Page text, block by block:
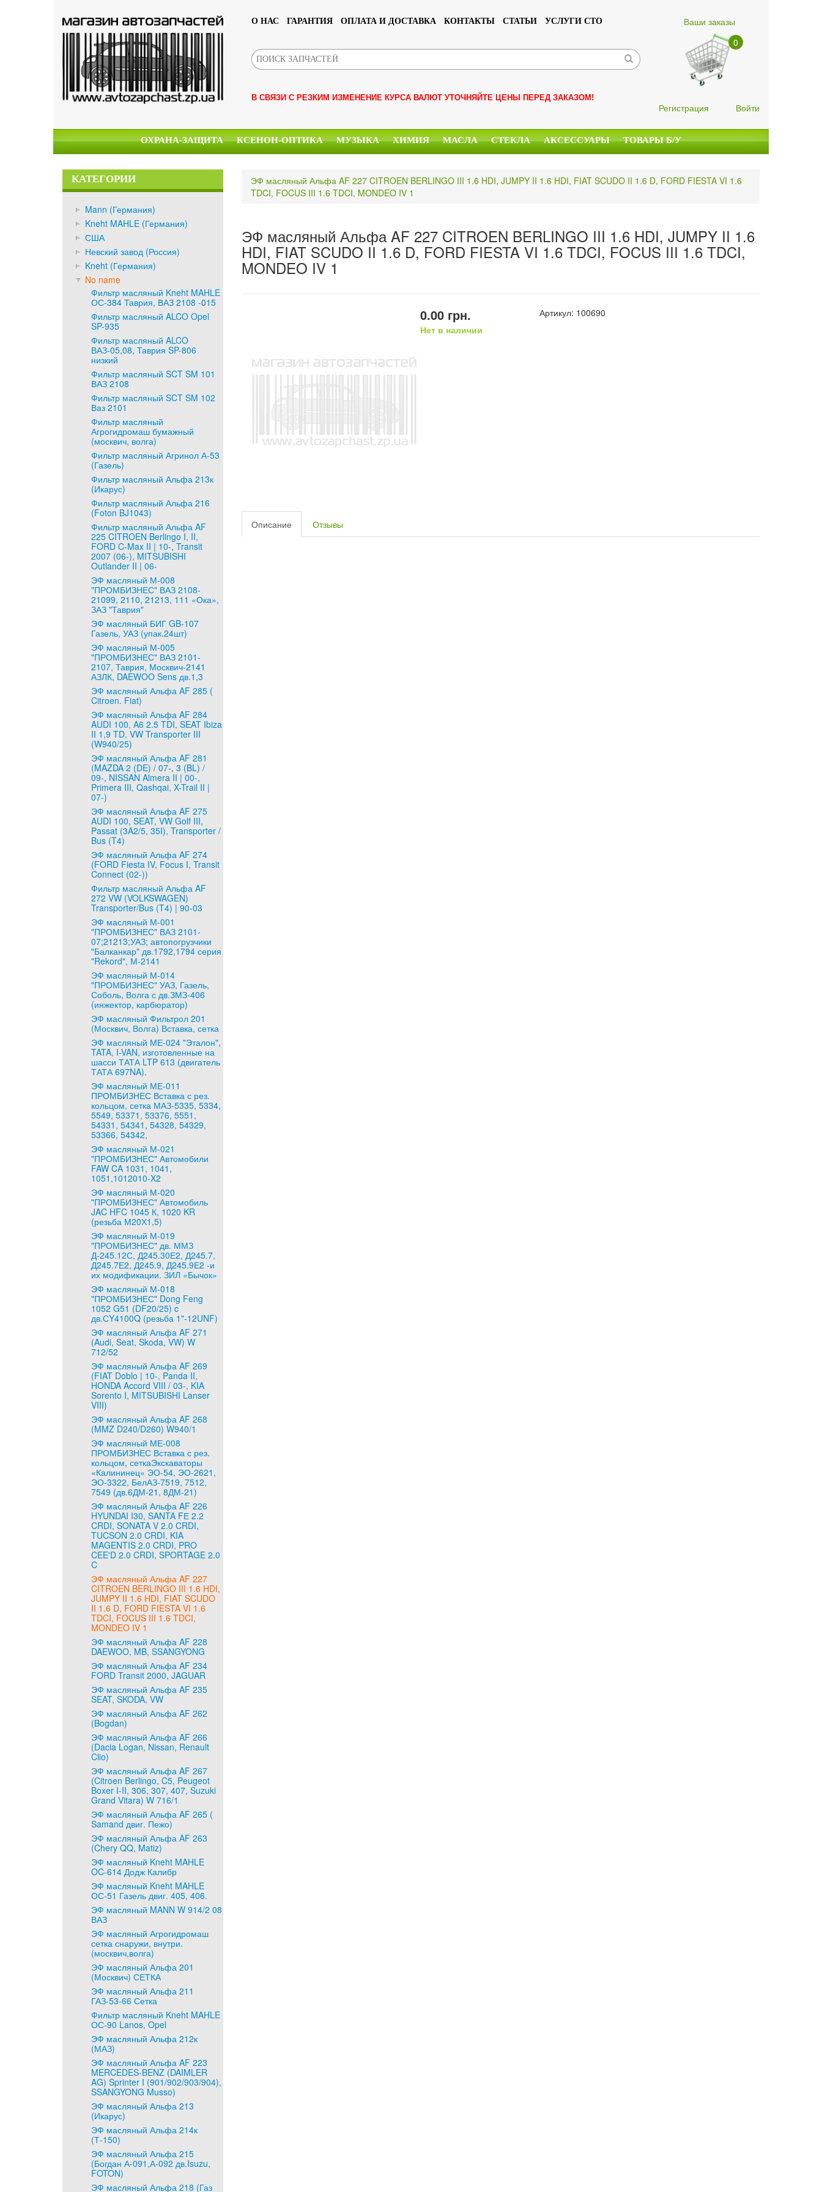
О НАС ГАРАНТИЯ ОПЛАТА И ДОСТАВКА КОНТАКТЫ СТАТЬИ УСЛУГИ СТО
В СВЯЗИ С РЕЗКИМ ИЗМЕНЕНИЕ КУРСА ВАЛЮТ УТОЧНЯЙТЕ ЦЕНЫ ПЕРЕД ЗАКАЗОМ!
Ваши заказы
0
Регистрация Войти
ОХРАНА-ЗАЩИТА КСЕНОН-ОПТИКА МУЗЫКА ХИМИЯ МАСЛА СТЕКЛА АКСЕССУАРЫ ТОВАРЫ Б/У
КАТЕГОРИИ
Mann (Германия)
Kneht MAHLE (Германия)
США
Невский завод (Россия)
Kneht (Германия)
No name
Фильтр масляный Kneht MAHLE
ОС-384 Таврия, ВАЗ 2108 -015
Фильтр масляный ALCO Opel
SP-935
Фильтр масляный ALCO
ВАЗ-05,08, Таврия SP-806
низкий
Фильтр масляный SCT SM 101
ВАЗ 2108
Фильтр масляный SCT SM 102
Ваз 2101
Фильтр масляный
Агрогидромаш бумажный
(москвич, волга)
Фильтр масляный Агринол А-53
(Газель)
Фильтр масляный Альфа 213к
(Икарус)
Фильтр масляный Альфа 216
(Foton BJ1043)
Фильтр масляный Альфа AF
225 CITROEN Berlingo I, II,
FORD C-Max II | 10-, Transit
2007 (06-), MITSUBISHI
Outlander II | 06-
ЭФ масляный М-008
"ПРОМБИЗНЕС" ВАЗ 2108-
21099, 2110, 21213, 111 «Ока»,
ЗАЗ "Таврия"
ЭФ масляный БИГ GB-107
Газель, УАЗ (упак.24шт)
ЭФ масляный М-005
"ПРОМБИЗНЕС" ВАЗ 2101-
2107, Таврия, Москвич-2141
АЗЛК, DAEWOO Sens дв.1,3
ЭФ масляный Альфа AF 285 (
Citroen. Fiat)
ЭФ масляный Альфа AF 284
AUDI 100, A6 2.5 TDI, SEAT Ibiza
II 1,9 TD, VW Transporter III
(W940/25)
ЭФ масляный Альфа AF 281
(MAZDA 2 (DE) / 07-, 3 (BL) /
09-, NISSAN Almera II | 00-,
Primera III, Qashqai, X-Trail II |
07-)
ЭФ масляный Альфа AF 275
AUDI 100, SEAT, VW Golf III,
Passat (3A2/5, 35I), Transporter /
Bus (T4)
ЭФ масляный Альфа AF 274
(FORD Fiesta IV, Focus I, Transit
Connect (02-))
Фильтр масляный Альфа AF
272 VW (VOLKSWAGEN)
Transporter/Bus (T4) | 90-03
ЭФ масляный М-001
"ПРОМБИЗНЕС" ВАЗ 2101-
07;21213;УАЗ; автопогрузчики
"Балканкар" дв.1792,1794 серия
"Rekord", М-2141
ЭФ масляный М-014
"ПРОМБИЗНЕС" УАЗ, Газель,
Соболь, Волга с дв.ЗМЗ-406
(инжектор, карбюратор)
ЭФ масляный Фильтрол 201
(Москвич, Волга) Вставка, сетка
ЭФ масляный МЕ-024 "Эталон",
TATA, I-VAN, изготовленные на
шасси ТАТА LTP 613 (двигатель
ТАТА 697NA).
ЭФ масляный МЕ-011
ПРОМБИЗНЕС Вставка с рез.
кольцом, сетка МАЗ-5335, 5334,
5549, 53371, 53376, 5551,
54331, 54341, 54328, 54329,
53366, 54342,
ЭФ масляный М-021
"ПРОМБИЗНЕС" Автомобили
FAW CA 1031, 1041,
1051,1012010-X2
ЭФ масляный М-020
"ПРОМБИЗНЕС" Автомобиль
JAC HFC 1045 К, 1020 KR
(резьба М20Х1,5)
ЭФ масляный М-019
"ПРОМБИЗНЕС" дв. ММЗ
Д-245.12С, Д245.30Е2, Д245.7,
Д245.7Е2, Д245.9, Д245.9Е2 -и
их модификации. ЗИЛ «Бычок»
ЭФ масляный М-018
"ПРОМБИЗНЕС" Dong Feng
1052 G51 (DF20/25) c
дв.СY4100Q (резьба 1"-12UNF)
ЭФ масляный Альфа AF 271
(Audi, Seat, Skoda, VW) W
712/52
ЭФ масляный Альфа AF 269
(FIAT Doblo | 10-, Panda II,
HONDA Accord VIII / 03-, KIA
Sorento I, MITSUBISHI Lanser
VIII)
ЭФ масляный Альфа AF 268
(MMZ D240/D260) W940/1
ЭФ масляный МЕ-008
ПРОМБИЗНЕС Вставка с рез.
кольцом, сеткаЭкскаваторы
«Калининец» ЭО-54, ЭО-2621,
ЭО-3322, БелАЗ-7519, 7512,
7549 (дв.6ДМ-21, 8ДМ-21)
ЭФ масляный Альфа AF 226
HYUNDAI I30, SANTA FЕ 2.2
CRDI, SONATA V 2.0 CRDI,
TUCSON 2.0 CRDI, KIA
MAGENTIS 2.0 CRDI, PRO
CEE'D 2.0 CRDI, SPORTAGE 2.0
C
ЭФ масляный Альфа AF 227
CITROEN BERLINGO III 1.6 HDI,
JUMPY II 1.6 HDI, FIAT SCUDO
II 1.6 D, FORD FIESTA VI 1.6
TDCI, FOCUS III 1.6 TDCI,
MONDEO IV 1
ЭФ масляный Альфа AF 228
DAEWOO, MB, SSANGYONG
ЭФ масляный Альфа AF 234
FORD Transit 2000, JAGUAR
ЭФ масляный Альфа AF 235
SEAT, SKODA, VW
ЭФ масляный Альфа AF 262
(Bogdan)
ЭФ масляный Альфа AF 266
(Dacia Logan, Nissan, Renault
Clio)
ЭФ масляный Альфа AF 267
(Citroen Berlingo, C5, Peugeot
Boxer I-II, 306, 307, 407, Suzuki
Grand Vitara) W 716/1
ЭФ масляный Альфа AF 265 (
Samand двиг. Пежо)
ЭФ масляный Альфа AF 263
(Chery QQ, Matiz)
ЭФ масляный Kneht MAHLE
OC-614 Додж Калибр
ЭФ масляный Kneht MAHLE
ОС-51 Газель двиг. 405, 406.
ЭФ масляный MANN W 914/2 08
ВАЗ
ЭФ масляный Агрогидромаш
сетка снаружи, внутри.
(москвич,волга)
ЭФ масляный Альфа 201
(Москвич) СЕТКА
ЭФ масляный Альфа 211
ГАЗ-53-66 Сетка
Фильтр масляный Kneht MAHLE
ОС-90 Lanos, Opel
ЭФ масляный Альфа 212к
(МАЗ)
ЭФ масляный Альфа AF 223
MERCEDES-BENZ (DAIMLER
AG) Sprinter I (901/902/903/904),
SSANGYONG Musso)
ЭФ масляный Альфа 213
(Икарус)
ЭФ масляный Альфа 214к
(Т-150)
ЭФ масляный Альфа 215
(Богдан А-091,А-092 дв.Isuzu,
FOTON)
ЭФ масляный Альфа 218 (Газ
ЭФ масляный Альфа AF 227 CITROEN BERLINGO III 1.6 HDI, JUMPY II 1.6 HDI, FIAT SCUDO II 1.6 D, FORD FIESTA VI 1.6
TDCI, FOCUS III 1.6 TDCI, MONDEO IV 1
ЭФ масляный Альфа AF 227 CITROEN BERLINGO III 1.6 HDI, JUMPY II 1.6
HDI, FIAT SCUDO II 1.6 D, FORD FIESTA VI 1.6 TDCI, FOCUS III 1.6 TDCI,
MONDEO IV 1
0.00 грн.
Нет в наличии
Артикул: 100690
Описание Отзывы